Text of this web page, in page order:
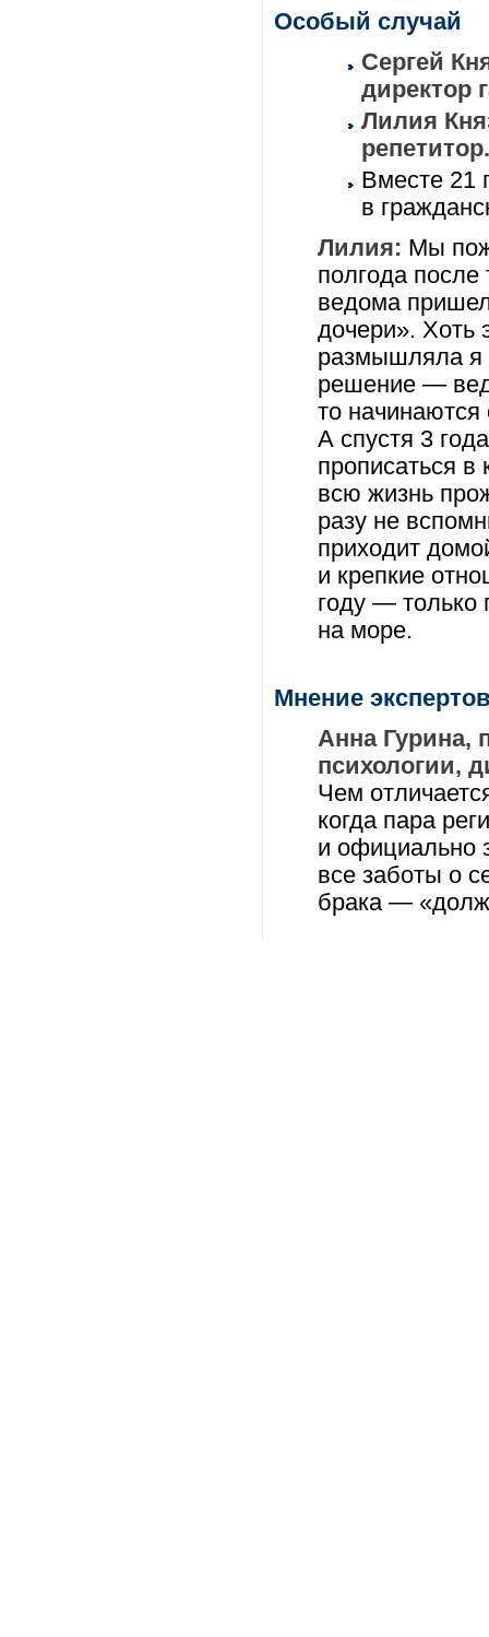
Особый случай
Сергей
директор
Лилия
репетитор.
Вместе 21
в
Лилия: Мы
полгода после
ведома
дочери». Хоть
размышляла я
решение —
то начинаются
А спустя 3
прописаться
всю жизнь
разу не
приходит
и крепкие
году — только
на море.
Мнение
Анна Гурина,
психологии,
Чем
когда пара
и официально
все заботы о
брака —